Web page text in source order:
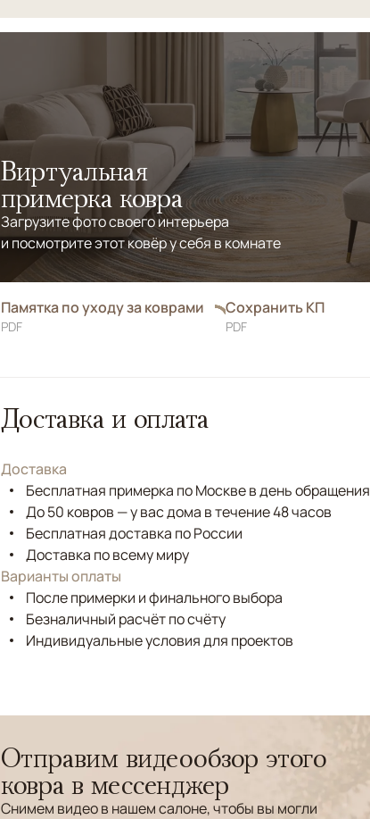
Виртуальная
примерка ковра
Загрузите фото своего интерьера
и посмотрите этот ковёр у себя в комнате
Памятка по уходу за коврами
PDF
Сохранить КП
PDF
Доставка и оплата
Доставка
Бесплатная примерка по Москве в день обращения
До 50 ковров — у вас дома в течение 48 часов
Бесплатная доставка по России
Доставка по всему миру
Варианты оплаты
После примерки и финального выбора
Безналичный расчёт по счёту
Индивидуальные условия для проектов
Отправим видеообзор этого
ковра в мессенджер
Снимем видео в нашем салоне, чтобы вы могли